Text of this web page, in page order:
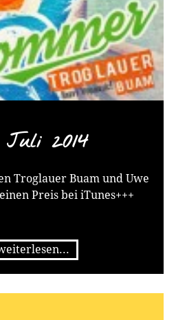
Juli 2014
Troglauer Buam und Uwe
Preis bei iTunes+++